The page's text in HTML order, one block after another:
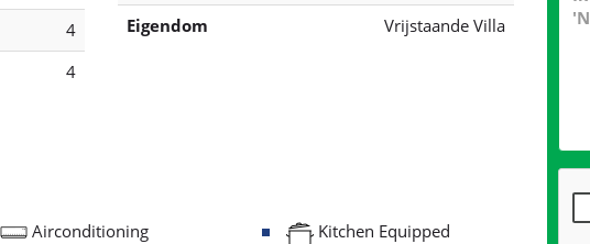
4
4
Eigendom
Vrijstaande Villa
Airconditioning
Kitchen Equipped